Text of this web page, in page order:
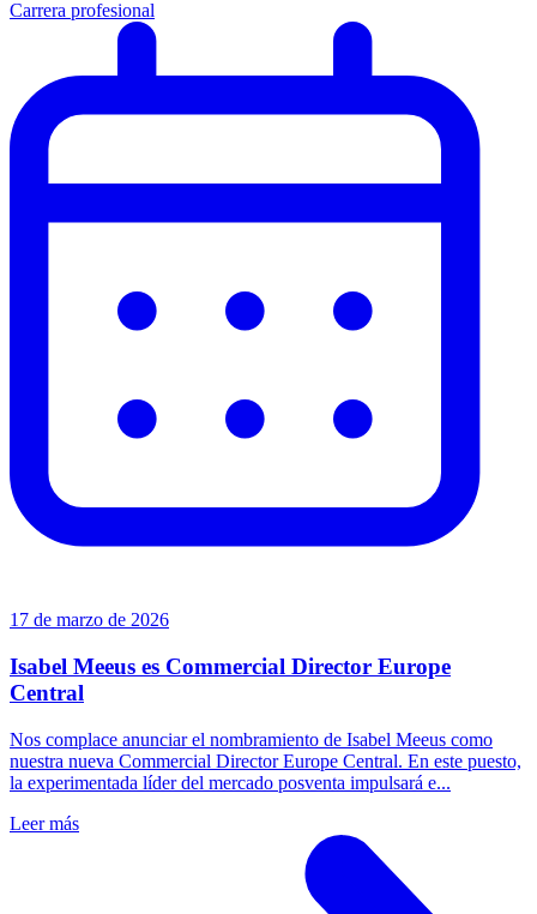
Carrera profesional
17 de marzo de 2026
Isabel Meeus es Commercial Director Europe
Central
Nos complace anunciar el nombramiento de Isabel Meeus como
nuestra nueva Commercial Director Europe Central. En este puesto,
la experimentada líder del mercado posventa impulsará e...
Leer más